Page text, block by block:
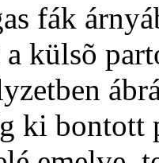
fák
külsõ
ki bontott